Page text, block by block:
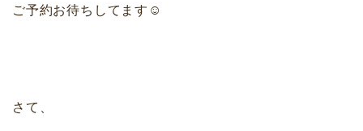
ご予約お待ちしてます☺︎
さて、